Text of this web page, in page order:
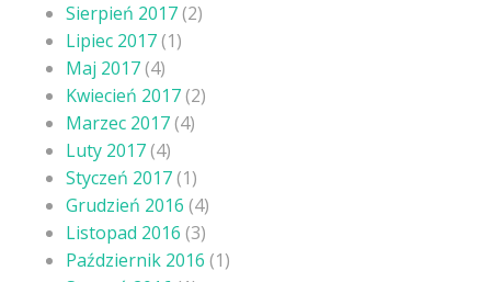
Sierpień 2017(2)
Lipiec 2017(1)
Maj 2017(4)
Kwiecień 2017(2)
Marzec 2017(4)
Luty 2017(4)
Styczeń 2017(1)
Grudzień 2016 (4)
Listopad 2016 (3)
Październik 2016 (1)